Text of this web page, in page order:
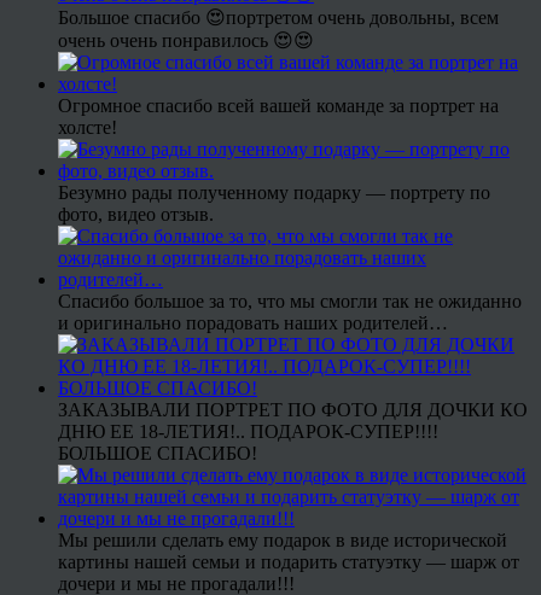
Большое спасибо 😍портретом очень довольны, всем
очень очень понравилось 😍😍
Огромное спасибо всей вашей команде за портрет на
холсте!
Безумно рады полученному подарку — портрету по
фото, видео отзыв.
Спасибо большое за то, что мы смогли так не ожиданно
и оригинально порадовать наших родителей…
ЗАКАЗЫВАЛИ ПОРТРЕТ ПО ФОТО ДЛЯ ДОЧКИ КО
ДНЮ ЕЕ 18-ЛЕТИЯ!.. ПОДАРОК-СУПЕР!!!!
БОЛЬШОЕ СПАСИБО!
Мы решили сделать ему подарок в виде исторической
картины нашей семьи и подарить статуэтку — шарж от
дочери и мы не прогадали!!!